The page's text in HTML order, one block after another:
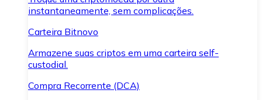
instantaneamente, sem complicações.
Carteira Bitnovo
Armazene suas criptos em uma carteira self-
custodial.
Compra Recorrente (DCA)